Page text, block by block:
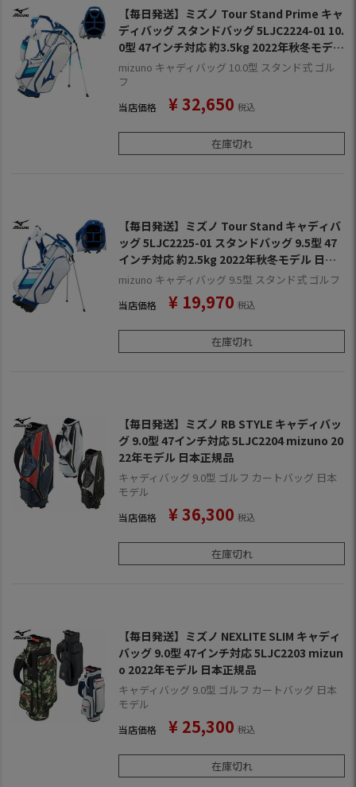
【毎日発送】ミズノ Tour Stand Prime キャ
ディバッグ スタンドバッグ 5LJC2224-01 10.
0型 47インチ対応 約3.5kg 2022年秋冬モデル
日本正規品
mizuno キャディバッグ 10.0型 スタンド式 ゴル
フ
当店価格 ¥32,650 税込
在庫切れ
【毎日発送】ミズノ Tour Stand キャディバ
ッグ 5LJC2225-01 スタンドバッグ 9.5型 47
インチ対応 約2.5kg 2022年秋冬モデル 日本
正規品
mizuno キャディバッグ 9.5型 スタンド式 ゴルフ
当店価格 ¥ 19,970 税込
在庫切れ
【毎日発送】ミズノ RB STYLE キャディバッ
グ 9.0型 47インチ対応 5LJC2204 mizuno 20
22年モデル 日本正規品
キャディバッグ 9.0型 ゴルフ カートバッグ 日本
モデル
当店価格 ¥36,300 税込
在庫切れ
【毎日発送】ミズノ NEXLITE SLIM キャディ
バッグ 9.0型 47インチ対応 5LJC2203 mizun
o 2022年モデル 日本正規品
キャディバッグ 9.0型 ゴルフ カートバッグ 日本
モデル
当店価格 ¥ 25,300 税込
在庫切れ